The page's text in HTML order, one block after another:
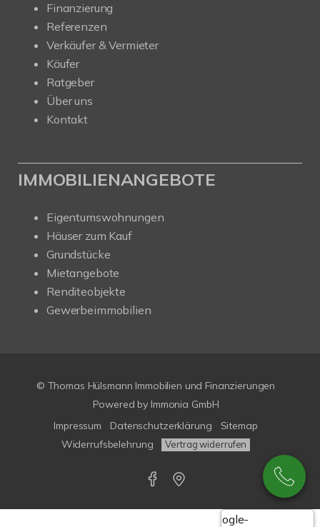
Finanzierung
Referenzen
Verkäufer & Vermieter
Käufer
Ratgeber
Über uns
Kontakt
IMMOBILIENANGEBOTE
Eigentumswohnungen
Häuser zum Kauf
Grundstücke
Mietangebote
Renditeobjekte
Gewerbeimmobilien
© Thomas Hülsmann Immobilien und Finanzierungen
Powered by Immonia GmbH
Impressum
Datenschutzerklärung
Sitemap
Widerrufsbelehrung
Vertrag widerrufen
Google-